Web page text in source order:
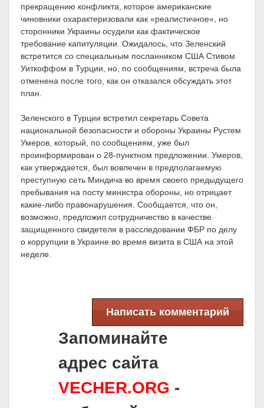
прекращению конфликта, которое американские
чиновники охарактеризовали как «реалистичное», но
сторонники Украины осудили как фактическое
требование капитуляции. Ожидалось, что Зеленский
встретится со специальным посланником США Стивом
Уиткоффом в Турции, но, по сообщениям, встреча была
отменена после того, как он отказался обсуждать этот
план.
Зеленского в Турции встретил секретарь Совета
национальной безопасности и обороны Украины Рустем
Умеров, который, по сообщениям, уже был
проинформирован о 28-пунктном предложении. Умеров,
как утверждается, был вовлечен в предполагаемую
преступную сеть Миндича во время своего предыдущего
пребывания на посту министра обороны, но отрицает
какие-либо правонарушения. Сообщается, что он,
возможно, предложил сотрудничество в качестве
защищенного свидетеля в расследовании ФБР по делу
о коррупции в Украине во время визита в США на этой
неделе.
Написать комментарий
Запоминайте
адрес сайта
VECHER.ORG -